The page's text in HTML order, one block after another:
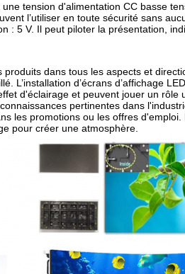
tension d'alimentation CC basse
l’utiliser en toute sécurité sans
: 5 V. Il peut piloter la présentation,
dans tous les aspects et
L’installation d’écrans d’affichage
d'éclairage et peuvent jouer un
pertinentes dans
les promotions ou les offres
pour créer une atmosphère.